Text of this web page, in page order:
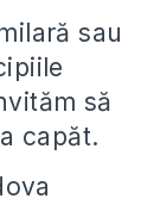
sau
să
capăt.